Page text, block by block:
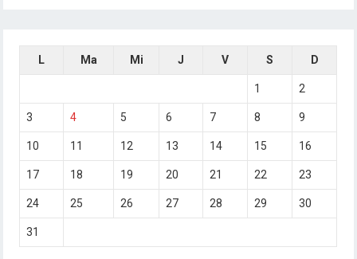
L Ma Mi J V S D
1 2
3 4 5 6 7 8 9
10 11 12 13 14 15 16
17 18 19 20 21 22 23
24 25 26 27 28 29 30
31